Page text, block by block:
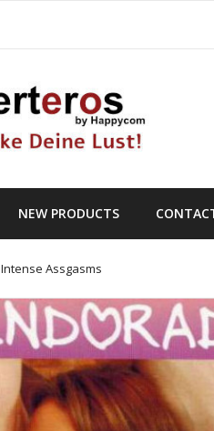
NEW PRODUCTS
Assgasms